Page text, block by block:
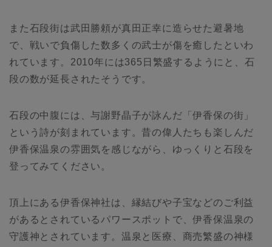
また石段街は武田勝頼が真田正幸に造らせた避暑地
で、戦いで負傷した数多くの武士が傷を癒したといわ
れています。2010年には365日繁盛するようにと、石
段の数が延長されたそうです。
石段の中腹には、与謝野晶子が詠んだ「伊香保の街」
という詩が刻まれています。昔の偉人たちも楽しんだ
伊香保温泉の雰囲気を感じながら、ゆっくりと石段を
登ってみてください。
頂上にある伊香保神社は、縁結びや子宝などのご利益
があるとされているパワースポットで、伊香保温泉の
守護神とされています。温泉と医療、商売繁盛の神様